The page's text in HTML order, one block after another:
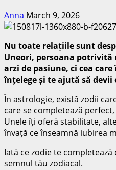
Anna March 9, 2026
Nu toate relațiile sunt
Uneori, persoana potrivită
arzi de pasiune, ci cea
înțelege și te ajută să
În astrologie, există zodii
care se completează
Unele îți oferă stabilitate,
învață ce înseamnă iubirea
Iată ce zodie te
semnul tău zodiacal.